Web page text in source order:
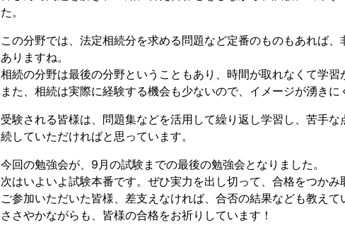
た。
この分野では、法定相続分を求める問題など定番のものもあれば
ありますね。
相続の分野は最後の分野ということもあり、時間が取れなくて学習
また、相続は実際に経験する機会も少ないので、イメージが湧き
受験される皆様は、問題集などを活用して繰り返し学習し、苦手
続していただければと思っています。
今回の勉強会が、9月の試験までの最後の勉強会となりました。
次はいよいよ試験本番です。ぜひ実力を出し切って、合格をつかみ
ご参加いただいた皆様、差支えなければ、合否の結果なども教えて
ささやかながらも、皆様の合格をお祈りしています！